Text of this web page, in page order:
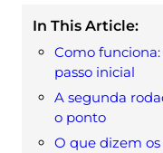
In This Article:
Como
passo inicial
A segunda
o ponto
O que dizem os